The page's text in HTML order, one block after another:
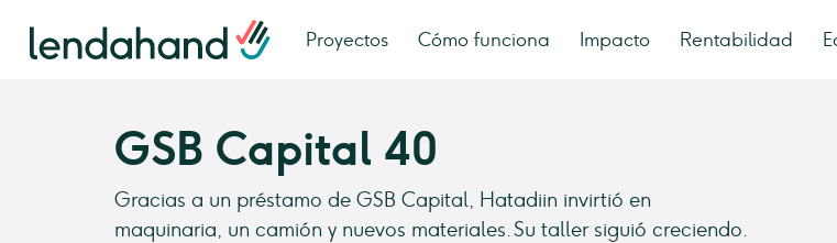
Proyectos Cómo funciona Impacto Rentabilidad
GSB Capital 40
Gracias a un préstamo de GSB Capital, Hatadiin invirtió en
maquinaria, un camión y nuevos materiales. Su taller siguió creciendo.